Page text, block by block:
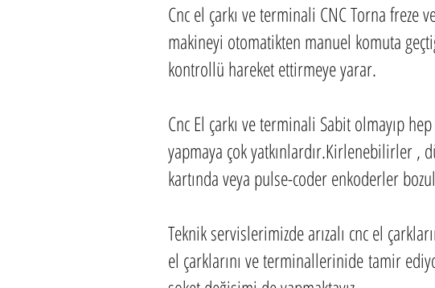
Cnc el çarkı ve terminali CNC Torna
makineyi otomatikten manuel komuta
kontrollü hareket ettirmeye yarar.
Cnc El çarkı ve terminali Sabit olmayıp
yapmaya çok yatkınlardır.Kirlenebilirler ,
kartında veya pulse-coder enkoderler
Teknik servislerimizde arızalı cnc el
el çarklarını ve terminallerinide tamir